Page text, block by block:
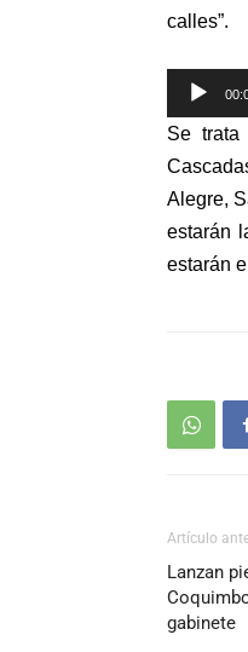
calles”.
de
audio
Se
Alegre,
estarán
estarán
Artículo
Lanzan
gabinete